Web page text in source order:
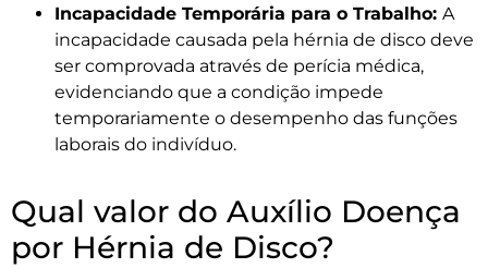
Incapacidade Temporária para o Trabalho: A
incapacidade causada pela hérnia de disco deve
ser comprovada através de perícia médica,
evidenciando que a condição impede
temporariamente o desempenho das funções
laborais do indivíduo.
Qual valor do Auxílio Doença
por Hérnia de Disco?